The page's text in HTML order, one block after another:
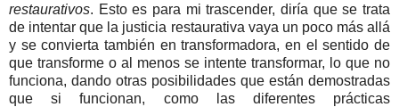
restaurativos. Esto es para mi trascender, diría que se trata
de intentar que la justicia restaurativa vaya un poco más allá
y se convierta también en transformadora, en el sentido de
que transforme o al menos se intente transformar, lo que no
funciona, dando otras posibilidades que están demostradas
que si funcionan, como las diferentes prácticas